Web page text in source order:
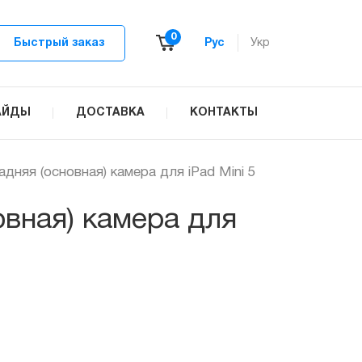
Быстрый заказ
0
Рус Укр
ДОСТАВКА КОНТАКТЫ
(основная) камера для iPad Mini 5
камера для